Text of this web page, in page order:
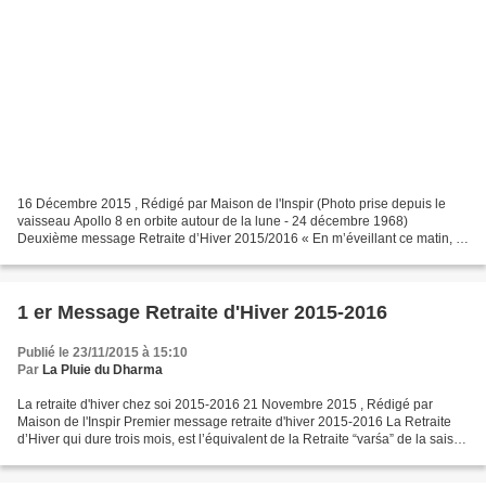
16 Décembre 2015 , Rédigé par Maison de l'Inspir (Photo prise depuis le
vaisseau Apollo 8 en orbite autour de la lune - 24 décembre 1968)
Deuxième message Retraite d’Hiver 2015/2016 « En m’éveillant ce matin, je
1 er Message Retraite d'Hiver 2015-2016
Publié le 23/11/2015 à 15:10
Par La Pluie du Dharma
La retraite d'hiver chez soi 2015-2016 21 Novembre 2015 , Rédigé par
Maison de l'Inspir Premier message retraite d'hiver 2015-2016 La Retraite
d’Hiver qui dure trois mois, est l’équivalent de la Retraite “varśa” de la saison